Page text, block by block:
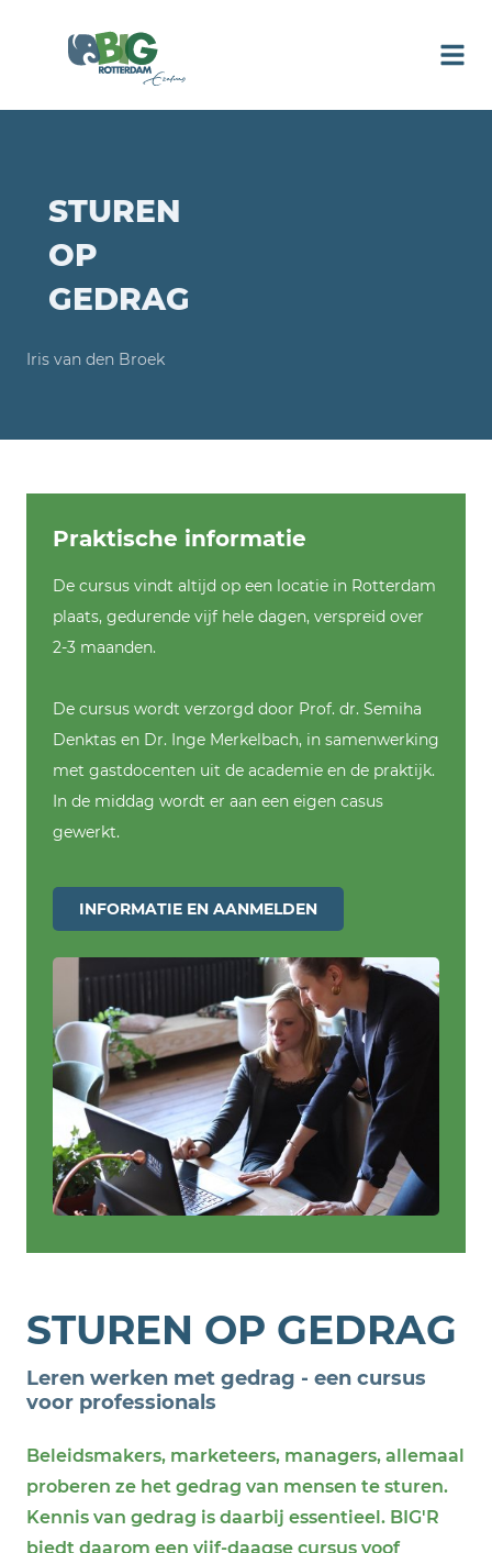
STUREN
OP
GEDRAG
Iris van den Broek
Praktische informatie
De cursus vindt altijd op een locatie in Rotterdam
plaats, gedurende vijf hele dagen, verspreid over
2-3 maanden.
De cursus wordt verzorgd door Prof. dr. Semiha
Denktas en Dr. Inge Merkelbach, in samenwerking
met gastdocenten uit de academie en de praktijk.
In de middag wordt er aan een eigen casus
gewerkt.
INFORMATIE EN AANMELDEN
STUREN OP GEDRAG
Leren werken met gedrag - een cursus
voor professionals
Beleidsmakers, marketeers, managers, allemaal
proberen ze het gedrag van mensen te sturen.
Kennis van gedrag is daarbij essentieel. BIG'R
biedt daarom een vijf-daagse cursus voof